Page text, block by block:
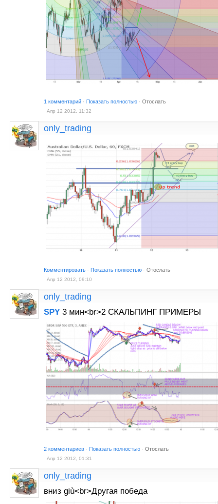
1 комментарий · Показать полностью · Отослать
Апр 12 2012, 11:32
only_trading
Комментировать · Показать полностью · Отослать
Апр 12 2012, 09:10
only_trading
SPY 3 мин<br>2 СКАЛЬПИНГ ПРИМЕРЫ
2 комментариев · Показать полностью · Отослать
Апр 12 2012, 01:31
only_trading
вниз giù<br>Другая победа